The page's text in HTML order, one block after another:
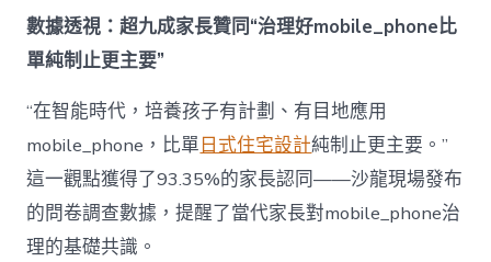
成
為
東
西”，
而
非
“家
庭
數據透視：超九成家長贊同“治理好mobile_phone比
單純制止更主要”
“在智能時代，培養孩子有計劃、有目地應用
mobile_phone，比單日式住宅設計純制止更主要。”
這一觀點獲得了93.35%的家長認同——沙龍現場發布
的問卷調查數據，提醒了當代家長對mobile_phone治
理的基礎共識。